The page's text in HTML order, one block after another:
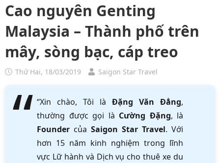
Cao nguyên Genting
Malaysia – Thành phố trên
mây, sòng bạc, cáp treo
Thứ Hai, 18/03/2019 Saigon Star Travel
“Xin chào, Tôi là Đặng Văn Đẳng,
thường được gọi là Cường Đặng, là
Founder của Saigon Star Travel. Với
hơn 15 năm kinh nghiệm trong lĩnh
vực Lữ hành và Dịch vụ cho thuê xe du